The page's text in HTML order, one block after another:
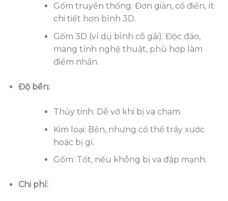
Gốm truyền thống: Đơn giản, cổ điển, ít
chi tiết hơn bình 3D.
Gốm 3D (ví dụ bình cô gái): Độc đáo,
mang tính nghệ thuật, phù hợp làm
điểm nhấn.
Độ bền:
Thủy tinh: Dễ vỡ khi bị va chạm.
Kim loại: Bền, nhưng có thể trầy xước
hoặc bị gỉ.
Gốm: Tốt, nếu không bị va đập mạnh.
Chi phí: